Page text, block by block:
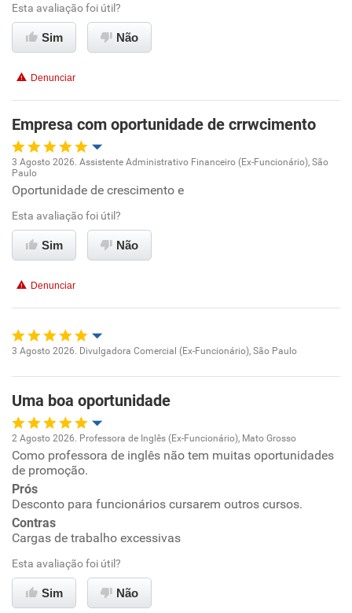
Ambiente de trabalho
Conciliação com a vida familiar
Não recomenda esta empresa
Esta avaliação foi útil?
Sim Não
Denunciar
Empresa com oportunidade de crrwcimento
Oportunidade de promoção
Ambiente de trabalho
Conciliação com a vida familiar
Recomenda esta empresa
3 Agosto 2026. Assistente Administrativo Financeiro (Ex-Funcionário), São
Paulo
Oportunidade de crescimento e
Esta avaliação foi útil?
Sim Não
Denunciar
Ambiente de trabalho
Conciliação com a vida familiar
Benefícios
Recomenda esta empresa
3 Agosto 2026. Divulgadora Comercial (Ex-Funcionário), São Paulo
Uma boa oportunidade
Oportunidade de promoção
Ambiente de trabalho
Conciliação com a vida familiar
Benefícios
2 Agosto 2026. Professora de Inglês (Ex-Funcionário), Mato Grosso
Como professora de inglês não tem muitas oportunidades
de promoção.
Prós
Desconto para funcionários cursarem outros cursos.
Contras
Cargas de trabalho excessivas
Esta avaliação foi útil?
Sim Não